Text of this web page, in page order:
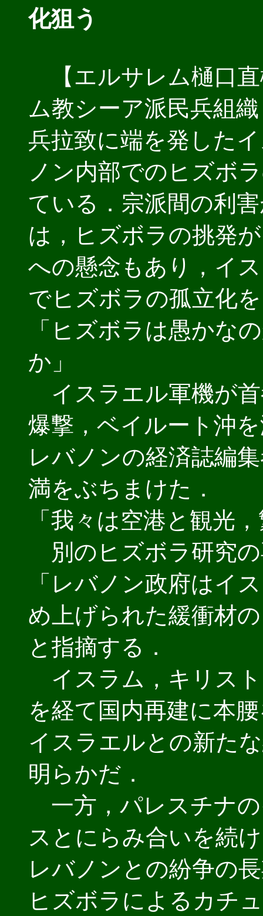
化狙う
【エルサレム樋口
ム教シーア派民兵組
兵拉致に端を発した
ノン内部でのヒズボ
ている．宗派間の利
は，ヒズボラの挑発
への懸念もあり，イ
でヒズボラの孤立化
「ヒズボラは愚かな
か」
イスラエル軍機が
爆撃，ベイルート沖
レバノンの経済誌編
満をぶちまけた．
「我々は空港と観光
別のヒズボラ研究
「レバノン政府はイ
め上げられた緩衝材
と指摘する．
イスラム，キリス
を経て国内再建に本
イスラエルとの新た
明らかだ．
一方，パレスチナ
スとにらみ合いを続
レバノンとの紛争の
ヒズボラによるカチ